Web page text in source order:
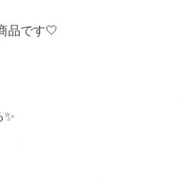
品です🤍